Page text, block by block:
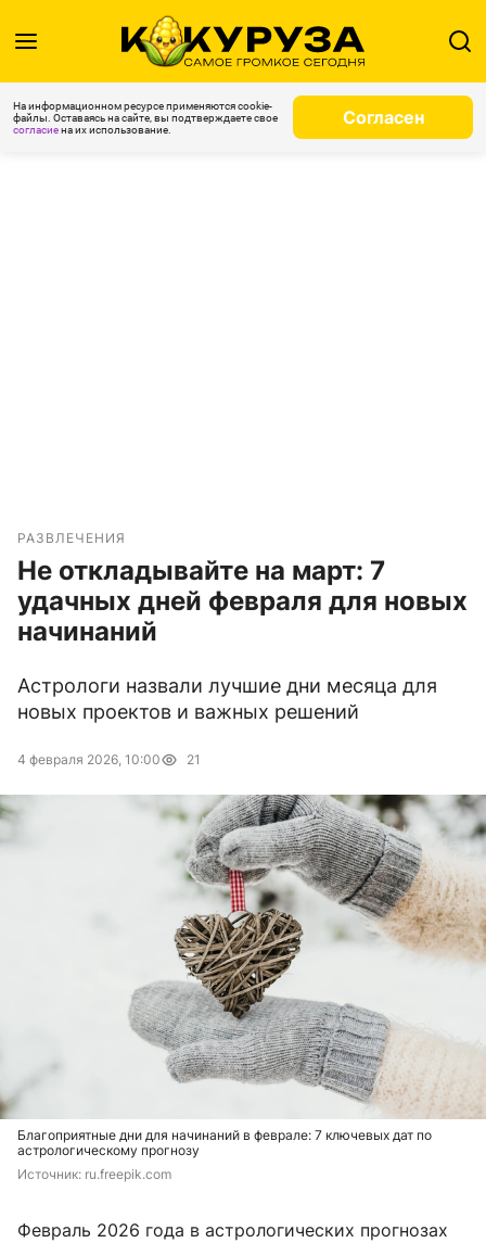
На информационном ресурсе применяются cookie-
файлы. Оставаясь на сайте, вы подтверждаете свое
согласиена их использование.
Согласен
РАЗВЛЕЧЕНИЯ
Не откладывайте на март: 7
удачных дней февраля для новых
начинаний
Астрологи назвали лучшие дни месяца для
новых проектов и важных решений
4 февраля 2026, 10:00 21
Благоприятные дни для начинаний в феврале: 7 ключевых дат по
астрологическому прогнозу
Источник: ru.freepik.com
Февраль 2026 года в астрологических прогнозах